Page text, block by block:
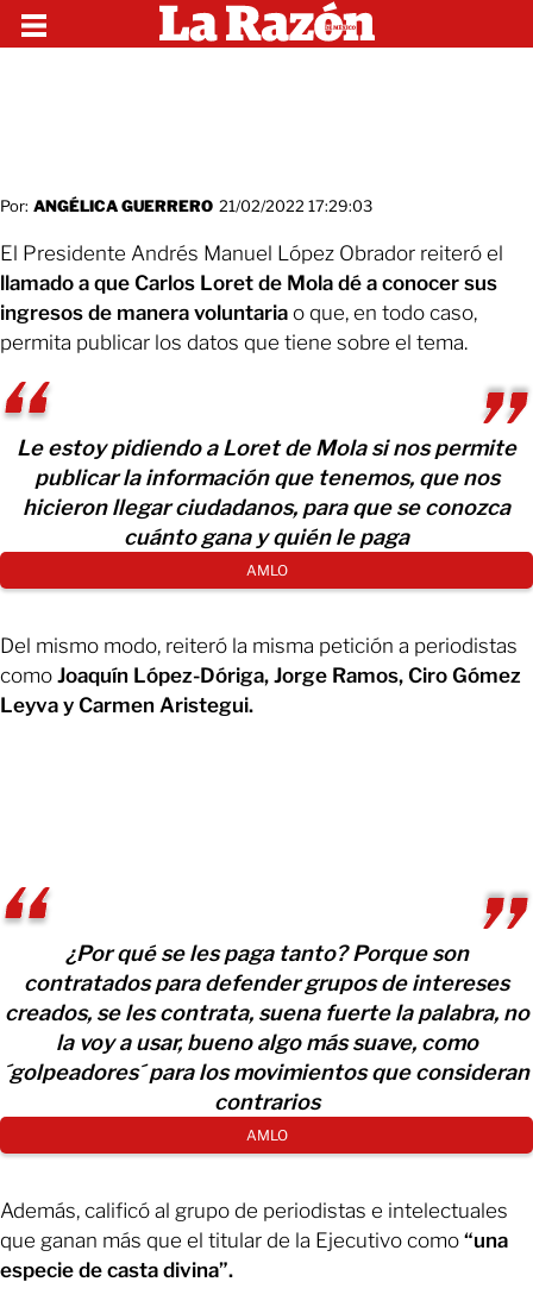
Por: ANGÉLICA GUERRERO 21/02/2022 17:29:03
El Presidente Andrés Manuel López Obrador reiteró el
llamado a que Carlos Loret de Mola dé a conocer sus
ingresos de manera voluntaria o que, en todo caso,
permita publicar los datos que tiene sobre el tema.
Le estoy pidiendo a Loret de Mola si nos permite
publicar la información que tenemos, que nos
hicieron llegar ciudadanos, para que se conozca
cuánto gana y quién le paga
AMLO
Del mismo modo, reiteró la misma petición a periodistas
como Joaquín López-Dóriga, Jorge Ramos, Ciro Gómez
Leyva y Carmen Aristegui.
¿Por qué se les paga tanto? Porque son
contratados para defender grupos de intereses
creados, se les contrata, suena fuerte la palabra, no
la voy a usar, bueno algo más suave, como
´golpeadores´ para los movimientos que consideran
contrarios
AMLO
Además, calificó al grupo de periodistas e intelectuales
que ganan más que el titular de la Ejecutivo como “una
especie de casta divina”.